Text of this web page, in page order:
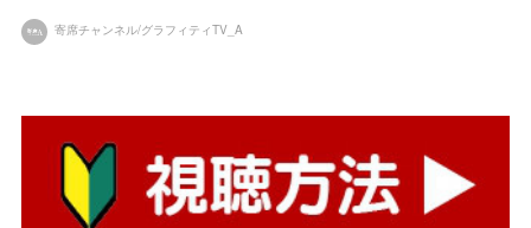
寄席チャンネル/グラフィティTV_A